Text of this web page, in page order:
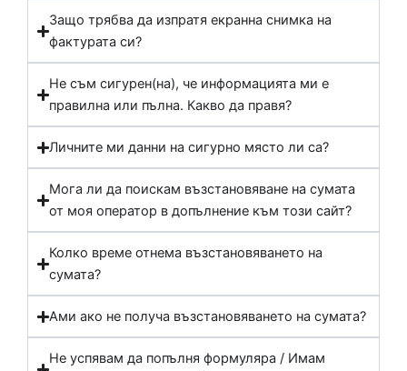
Защо трябва да изпратя екранна снимка на
фактурата си?
Не съм сигурен(на), че информацията ми е
правилна или пълна. Какво да правя?
Личните ми данни на сигурно място ли са?
Мога ли да поискам възстановяване на сумата
от моя оператор в допълнение към този сайт?
Колко време отнема възстановяването на
сумата?
Ами ако не получа възстановяването на сумата?
Не успявам да попълня формуляра / Имам